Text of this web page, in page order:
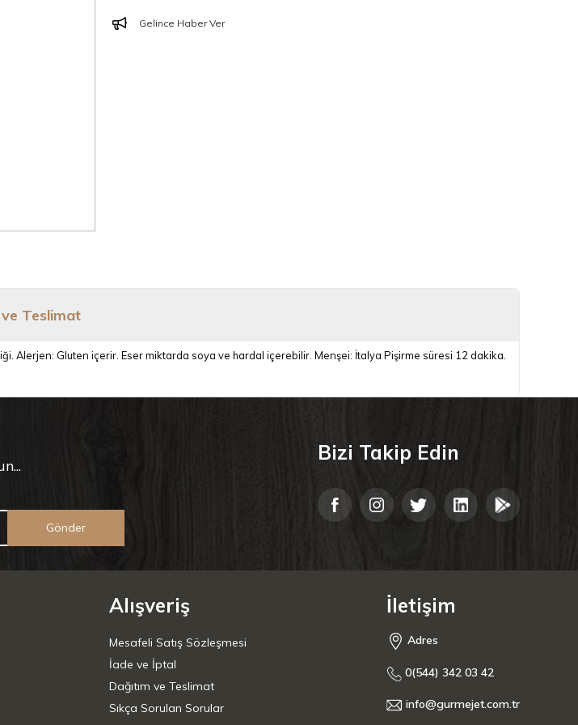
Gelince Haber Ver
ve Teslimat
Alerjen: Gluten içerir. Eser miktarda soya ve hardal içerebilir. Menşei: İtalya Pişirme süresi 12 dakika.
Gönder
Bizi Takip Edin
Alışveriş
Mesafeli Satış Sözleşmesi
İade ve İptal
Dağıtım ve Teslimat
Sıkça Sorulan Sorular
İletişim
Adres
0(544) 342 03 42
info@gurmejet.com.tr